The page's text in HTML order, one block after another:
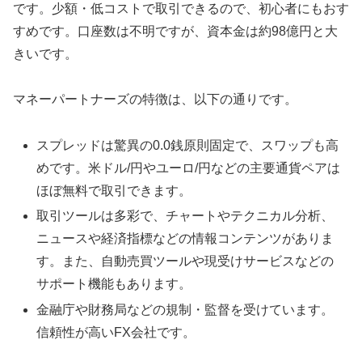
です。少額・低コストで取引できるので、初心者にもおす
すめです。口座数は不明ですが、資本金は約98億円と大
きいです。
マネーパートナーズの特徴は、以下の通りです。
スプレッドは驚異の0.0銭原則固定で、スワップも高
めです。米ドル/円やユーロ/円などの主要通貨ペアは
ほぼ無料で取引できます。
取引ツールは多彩で、チャートやテクニカル分析、
ニュースや経済指標などの情報コンテンツがありま
す。また、自動売買ツールや現受けサービスなどの
サポート機能もあります。
金融庁や財務局などの規制・監督を受けています。
信頼性が高いFX会社です。